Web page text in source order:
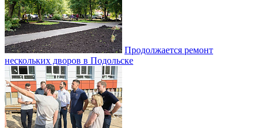
Продолжается ремонт
нескольких дворов в Подольске